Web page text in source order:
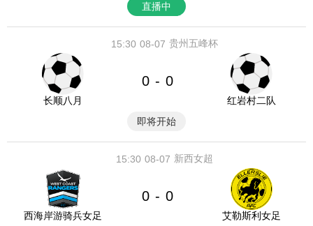
直播中
08-07
15:30 贵州五峰杯
长顺八月
0 - 0
红岩村二队
即将开始
08-07
15:30 新西女超
西海岸游骑兵女足
0 - 0
艾勒斯利女足